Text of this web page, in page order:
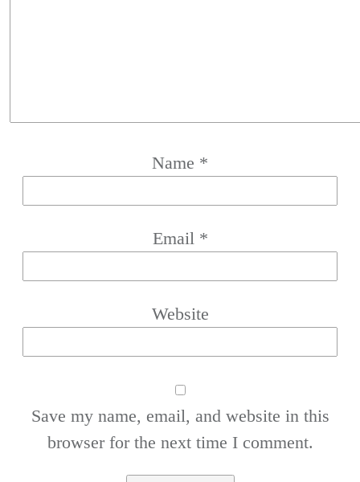
Name *
Email *
Website
Save my name, email, and website in this
browser for the next time I comment.